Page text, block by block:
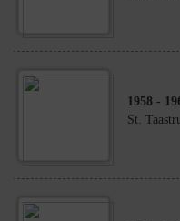
1958 -
St.